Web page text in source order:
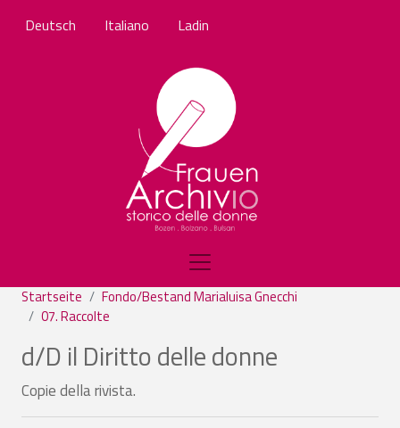
Deutsch Italiano Ladin
Startseite
Fondo/Bestand Marialuisa Gnecchi
07. Raccolte
d/D il Diritto delle donne
Copie della rivista.